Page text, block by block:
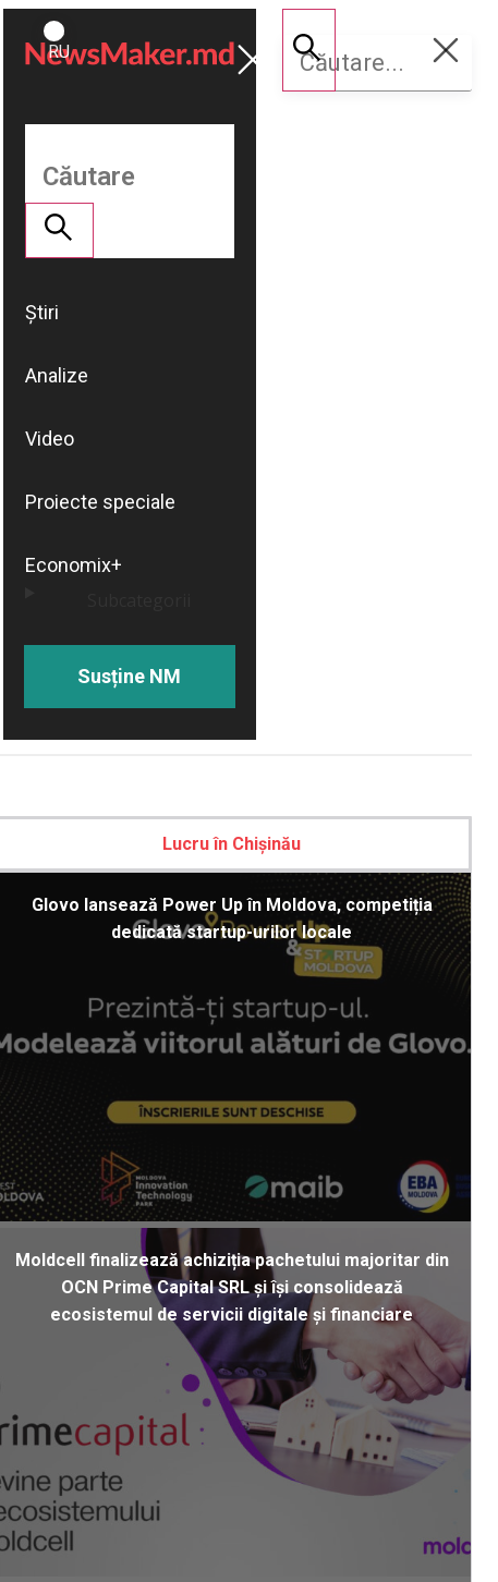
ROMÂNĂ
RU
Susține
NM
Știri
Analize
Video
Proiecte speciale
Economix+
Susține NM
Lucru în Chișinău
Glovo lansează Power Up în Moldova, competiția
dedicată startup-urilor locale
Moldcell finalizează achiziția pachetului majoritar din
OCN Prime Capital SRL și își consolidează
ecosistemul de servicii digitale și financiare